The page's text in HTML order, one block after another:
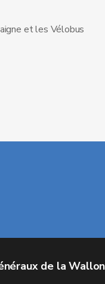
et les Vélobus
de la